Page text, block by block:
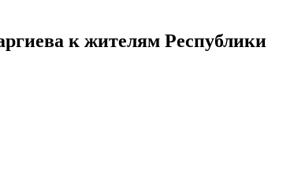
к жителям Республики